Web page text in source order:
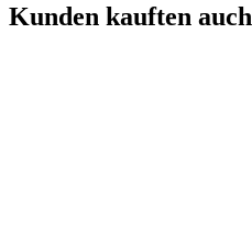
Kunden kauften auch